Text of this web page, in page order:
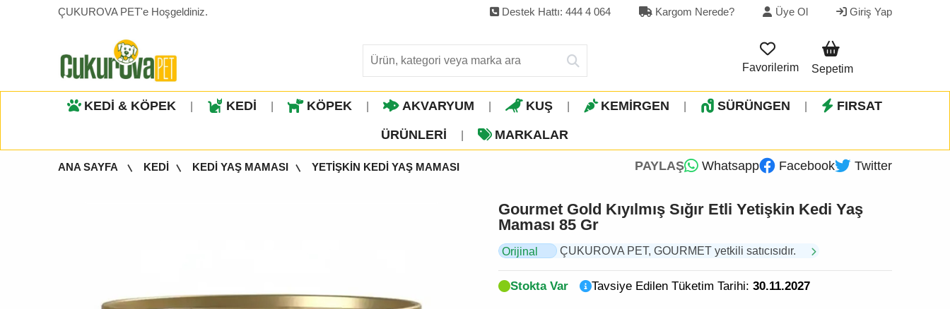
ÇUKUROVA PET'e Hoşgeldiniz. Destek Hattı: 444 4 064 Kargom Nerede? Üye Ol Giriş Yap
Favorilerim Sepetim
KEDİ & KÖPEK KEDİ KÖPEK AKVARYUM KUŞ KEMİRGEN SÜRÜNGEN FIRSAT
ÜRÜNLERI MARKALAR
ANA SAYFA KEDİ KEDİ YAŞ MAMASI YETİŞKİN KEDİ YAŞ MAMASI PAYLAŞ Whatsapp Facebook Twitter
Gourmet Gold Kıyılmış Sığır Etli Yetişkin Kedi Yaş
Maması 85 Gr
Orijinal
ÇUKUROVA PET, GOURMET yetkili satıcısıdır.
Stokta Var Tavsiye Edilen Tüketim Tarihi: 30.11.2027